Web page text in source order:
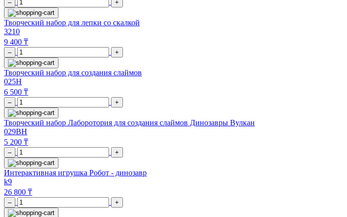
– +
Творческий набор для лепки со скалкой
3210
9 400 ₸
– +
Творческий набор для создания слаймов
025H
6 500 ₸
– +
Творческий набор Лаборотория для создания слаймов Динозавры Вулкан
029BH
5 200 ₸
– +
Интерактивная игрушка Робот - динозавр
k9
26 800 ₸
– +